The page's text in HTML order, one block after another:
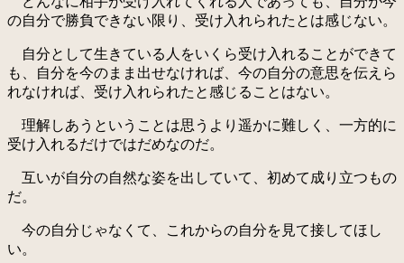
の自分で勝負できない限り、受け入れられたとは感じない。
自分として生きている人をいくら受け入れることができて
も、自分を今のまま出せなければ、今の自分の意思を伝えら
れなければ、受け入れられたと感じることはない。
理解しあうということは思うより遥かに難しく、一方的に
受け入れるだけではだめなのだ。
互いが自分の自然な姿を出していて、初めて成り立つもの
だ。
今の自分じゃなくて、これからの自分を見て接してほし
い。